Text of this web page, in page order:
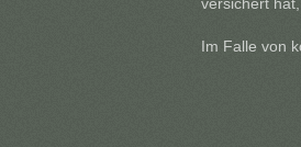
versichert
Im Falle von